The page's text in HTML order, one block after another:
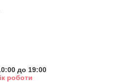
до 19:00
роботи